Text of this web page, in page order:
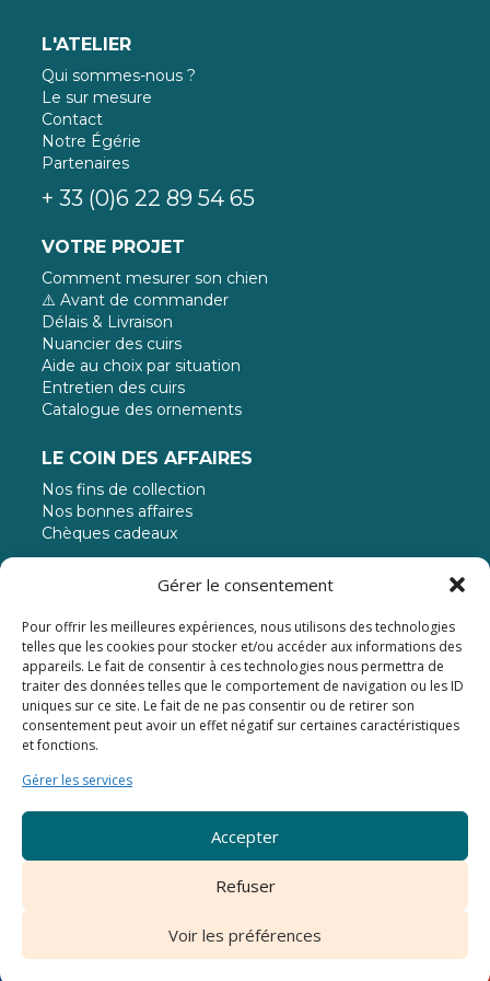
Gérer le consentement
Pour offrir les meilleures expériences, nous utilisons des technologies
telles que les cookies pour stocker et/ou accéder aux informations des
appareils. Le fait de consentir à ces technologies nous permettra de
traiter des données telles que le comportement de navigation ou les ID
uniques sur ce site. Le fait de ne pas consentir ou de retirer son
consentement peut avoir un effet négatif sur certaines caractéristiques
et fonctions.
Gérer les services
Accepter
Refuser
Voir les préférences
L'ATELIER
Qui sommes-nous ?
Le sur mesure
Contact
Notre Égérie
Partenaires
+ 33 (0)6 22 89 54 65
VOTRE PROJET
Comment mesurer son chien
⚠️ Avant de commander
Délais & Livraison
Nuancier des cuirs
Aide au choix par situation
Entretien des cuirs
Catalogue des ornements
LE COIN DES AFFAIRES
Nos fins de collection
Nos bonnes affaires
Chèques cadeaux
MODE DE PAIEMENT
Paiement jusqu'à 3 fois sans frais
© 2024 - Atelier Napoléon
Cookies